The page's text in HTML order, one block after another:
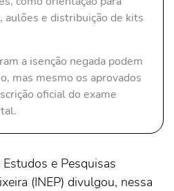
aulões e distribuição de kits
a isenção negada podem
mas mesmo os aprovados
oficial do exame
e Pesquisas
(INEP) divulgou, nessa